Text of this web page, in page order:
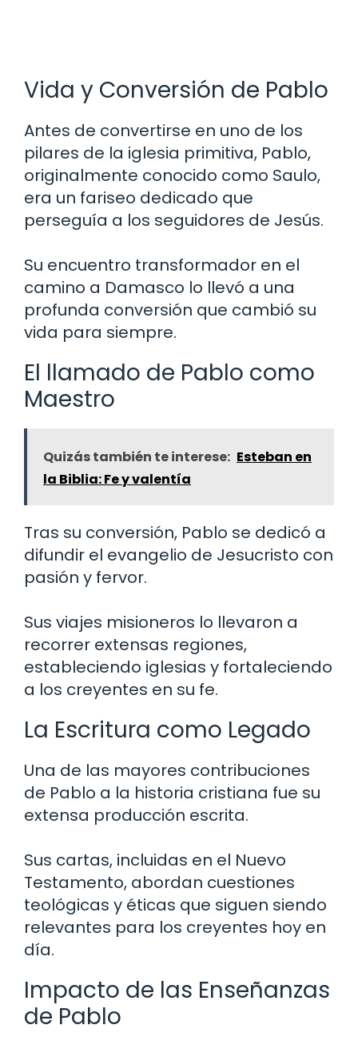
Vida y Conversión de Pablo
Antes de convertirse en uno de los
pilares de la iglesia primitiva, Pablo,
originalmente conocido como Saulo,
era un fariseo dedicado que
perseguía a los seguidores de Jesús.
Su encuentro transformador en el
camino a Damasco lo llevó a una
profunda conversión que cambió su
vida para siempre.
El llamado de Pablo como
Maestro
Quizás también te interese: Esteban en
la Biblia: Fe y valentía
Tras su conversión, Pablo se dedicó a
difundir el evangelio de Jesucristo con
pasión y fervor.
Sus viajes misioneros lo llevaron a
recorrer extensas regiones,
estableciendo iglesias y fortaleciendo
a los creyentes en su fe.
La Escritura como Legado
Una de las mayores contribuciones
de Pablo a la historia cristiana fue su
extensa producción escrita.
Sus cartas, incluidas en el Nuevo
Testamento, abordan cuestiones
teológicas y éticas que siguen siendo
relevantes para los creyentes hoy en
día.
Impacto de las Enseñanzas
de Pablo